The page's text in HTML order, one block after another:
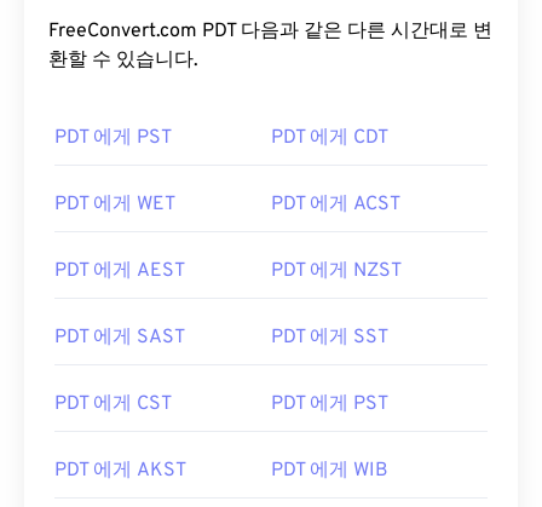
FreeConvert.com PDT 다음과 같은 다른 시간대로 변
환할 수 있습니다.
PDT 에게 PST PDT 에게 CDT
PDT 에게 WET PDT 에게 ACST
PDT 에게 AEST PDT 에게 NZST
PDT 에게 SAST PDT 에게 SST
PDT 에게 CST PDT 에게 PST
PDT 에게 AKST PDT 에게 WIB